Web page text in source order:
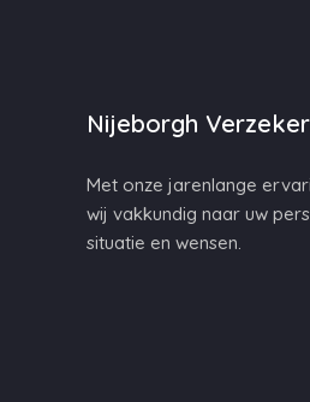
Nijeborgh
Met onze jarenlange
wij vakkundig naar uw
situatie en wensen.